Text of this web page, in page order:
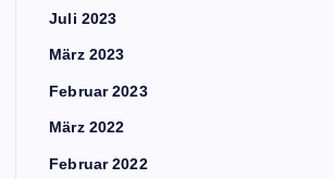
Juli 2023
März 2023
Februar 2023
März 2022
Februar 2022